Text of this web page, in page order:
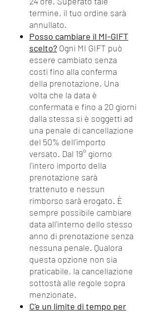
termine, il tuo ordine sarà
annullato.
Posso cambiare il MI-GIFT
scelto? Ogni MI GIFT può
essere cambiato senza
costi fino alla conferma
della prenotazione. Una
volta che la data è
confermata e fino a 20 giorni
dalla stessa si è soggetti ad
una penale di cancellazione
del 50% dell'importo
versato. Dal 19° giorno
l'intero importo della
prenotazione sarà
trattenuto e nessun
rimborso sarà erogato. È
sempre possibile cambiare
data all'interno dello stesso
anno di prenotazione senza
nessuna penale. Qualora
questa opzione non sia
praticabile, la cancellazione
sottostà alle regole sopra
menzionate.
C'e un limite di tempo per